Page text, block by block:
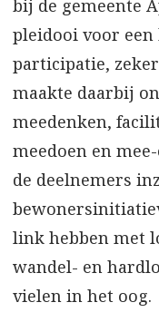
bij de gemeente
pleidooi voor
participatie,
maakte daarbij
meedenken,
meedoen en
de deelnemers
link hebben met
wandel- en
vielen in het oog.